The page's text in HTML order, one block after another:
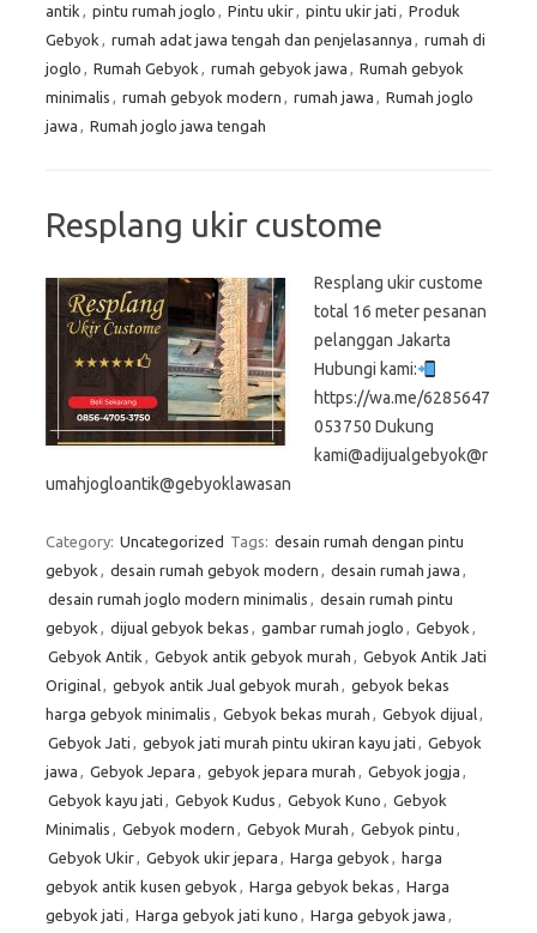
antik , pintu rumah joglo , Pintu ukir, pintu ukir jati , Produk
Gebyok , rumah adat jawa tengah dan penjelasannya , rumah di
joglo , Rumah Gebyok , rumah gebyok jawa , Rumah gebyok
minimalis , rumah gebyok modern , rumah jawa , Rumah joglo
jawa , Rumah joglo jawa tengah
Resplang ukir custome
Resplang ukir custome
total 16 meter pesanan
pelanggan Jakarta
Hubungi kami:
https://wa.me/6285647
053750 Dukung
kami@adijualgebyok@r
umahjogloantik@gebyoklawasan
Category: Uncategorized Tags: desain rumah dengan pintu
gebyok , desain rumah gebyok modern , desain rumah jawa ,
desain rumah joglo modern minimalis , desain rumah pintu
gebyok , dijual gebyok bekas , gambar rumah joglo , Gebyok ,
Gebyok Antik , Gebyok antik gebyok murah , Gebyok Antik Jati
Original, gebyok antik Jual gebyok murah , gebyok bekas
harga gebyok minimalis , Gebyok bekas murah , Gebyok dijual,
Gebyok Jati , gebyok jati murah pintu ukiran kayu jati , Gebyok
jawa , Gebyok Jepara , gebyok jepara murah , Gebyok jogja ,
Gebyok kayu jati , Gebyok Kudus , Gebyok Kuno , Gebyok
Minimalis , Gebyok modern , Gebyok Murah , Gebyok pintu ,
Gebyok Ukir, Gebyok ukir jepara , Harga gebyok , harga
gebyok antik kusen gebyok , Harga gebyok bekas , Harga
gebyok jati , Harga gebyok jati kuno , Harga gebyok jawa ,